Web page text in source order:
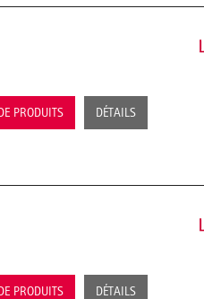
PRODUITS DÉTAILS
PRODUITS DÉTAILS